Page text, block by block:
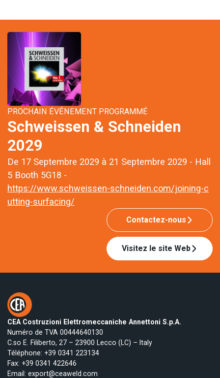
PROCHAIN ÉVÉNEMENT PROGRAMMÉ
Schweissen & Schneiden
2029
De 17 Septembre 2029 à 21 Septembre 2029 - Hall
5 Booth 5G18 -
https://www.schweissen-schneiden.com/joining-c
utting-surfacing/
Contactez-nous
Visitez le site Web
CEA Costruzioni Elettromeccaniche Annettoni S.p.A.
Numéro de TVA 00444640130
C.so E. Filiberto, 27 – 23900 Lecco (LC) – Italy
Téléphone: +39 0341 223134
Fax: +39 0341 422646
Email: export@ceaweld.com